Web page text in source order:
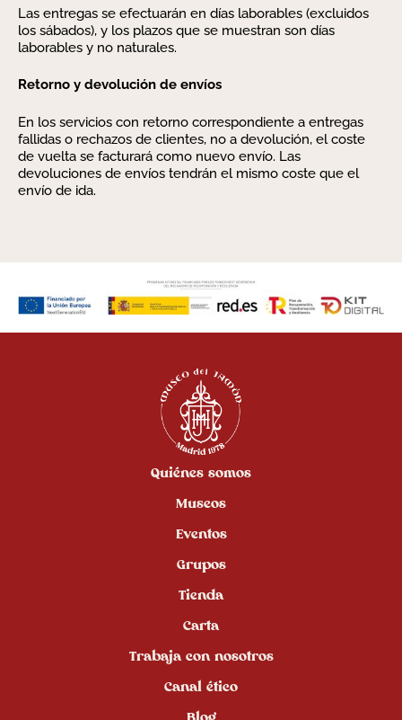
Las entregas se efectuarán en días laborables (excluidos
los sábados), y los plazos que se muestran son días
laborables y no naturales.
Retorno y devolución de envíos
En los servicios con retorno correspondiente a entregas
fallidas o rechazos de clientes, no a devolución, el coste
de vuelta se facturará como nuevo envío. Las
devoluciones de envíos tendrán el mismo coste que el
envío de ida.
Quiénes somos
Museos
Eventos
Grupos
Tienda
Carta
Trabaja con nosotros
Canal ético